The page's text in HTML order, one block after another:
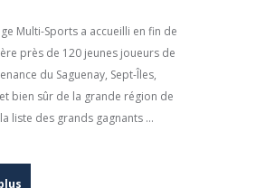
Multi-Sports a accueilli en fin de
près de 120 jeunes joueurs de
du Saguenay, Sept-Îles,
bien sûr de la grande région de
liste des grands gagnants ...